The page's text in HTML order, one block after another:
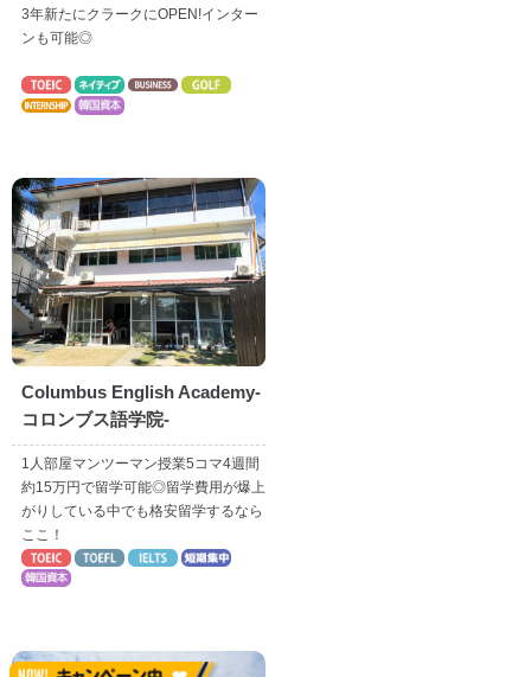
3年新たにクラークにOPEN!インター
ンも可能◎
Columbus English Academy-
コロンブス語学院-
1人部屋マンツーマン授業5コマ4週間
約15万円で留学可能◎留学費用が爆上
がりしている中でも格安留学するなら
ここ！